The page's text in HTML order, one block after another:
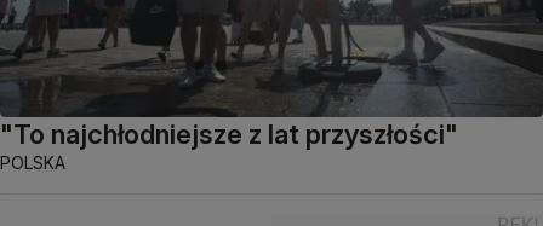
"To najchłodniejsze z lat przyszłości"
POLSKA